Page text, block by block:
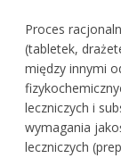
Proces
(tabletek,
między innymi
leczniczych i
wymagania
leczniczych